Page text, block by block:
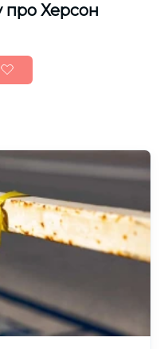
про Херсон